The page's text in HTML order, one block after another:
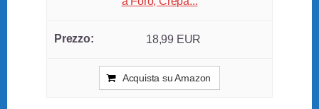
18,99 EUR
Acquista su Amazon